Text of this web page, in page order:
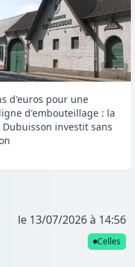
d'euros pour une
d'embouteillage : la
Dubuisson investit sans
le 13/07/2026 à 14:56
Celles